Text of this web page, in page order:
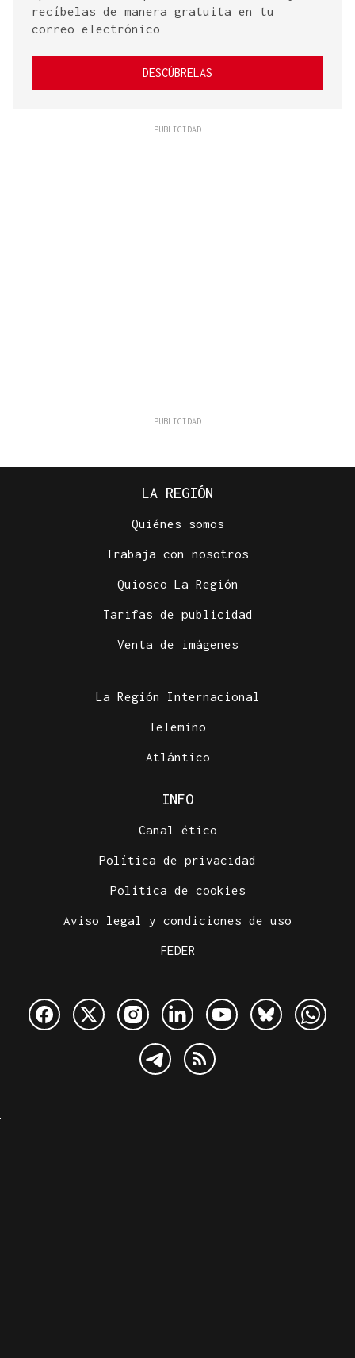
recíbelas de manera gratuita en tu
correo electrónico
DESCÚBRELAS
LA REGIÓN
Quiénes somos
Trabaja con nosotros
Quiosco La Región
Tarifas de publicidad
Venta de imágenes
La Región Internacional
Telemiño
Atlántico
INFO
Canal ético
Política de privacidad
Política de cookies
Aviso legal y condiciones de uso
FEDER